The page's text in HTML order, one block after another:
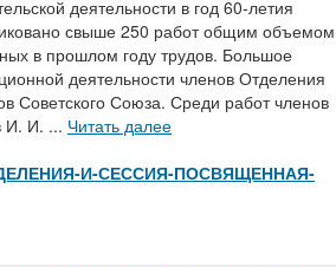
деятельности в год 60-летия
свыше 250 работ общим объемом
в прошлом году трудов. Большое
деятельности членов Отделения
Советского Союза. Среди работ членов
И. И. ... Читать далее
И-СЕССИЯ-ПОСВЯЩЕННАЯ-